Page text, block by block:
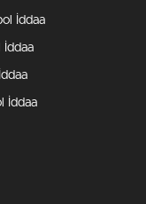
İddaa
İddaa
İddaa